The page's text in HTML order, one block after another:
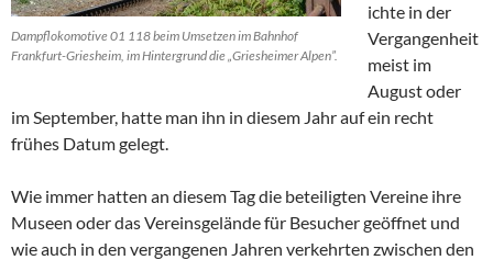
Dampflokomotive 01 118 beim Umsetzen im Bahnhof
Frankfurt-Griesheim, im Hintergrund die „Griesheimer Alpen”.
ichte in der
Vergangenheit
meist im
August oder
im September, hatte man ihn in diesem Jahr auf ein recht
frühes Datum gelegt.
Wie immer hatten an diesem Tag die beteiligten Vereine ihre
Museen oder das Vereinsgelände für Besucher geöffnet und
wie auch in den vergangenen Jahren verkehrten zwischen den